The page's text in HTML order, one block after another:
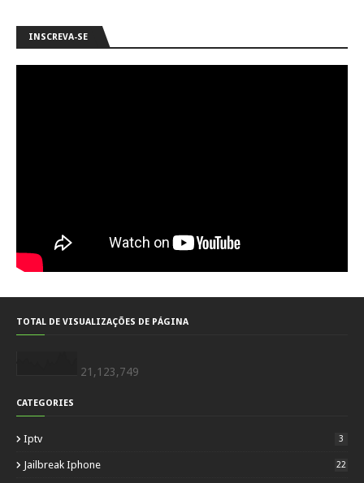
INSCREVA-SE
TOTAL DE VISUALIZAÇÕES DE PÁGINA
21,123,749
CATEGORIES
Iptv 3
Jailbreak Iphone 22